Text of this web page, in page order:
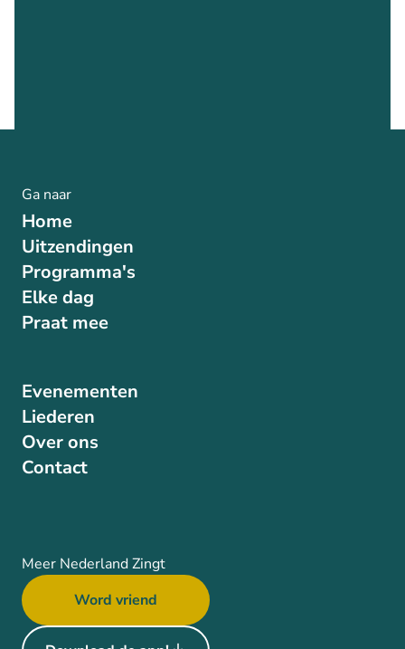
Ga naar
Home
Uitzendingen
Programma's
Elke dag
Praat mee
Evenementen
Liederen
Over ons
Contact
Meer Nederland Zingt
Word vriend